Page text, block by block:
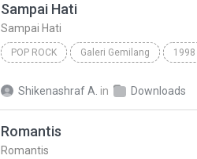
Sampai Hati
Sampai Hati
POP ROCK Galeri Gemilang 1998
Shikenashraf A. in Downloads
Romantis
Romantis